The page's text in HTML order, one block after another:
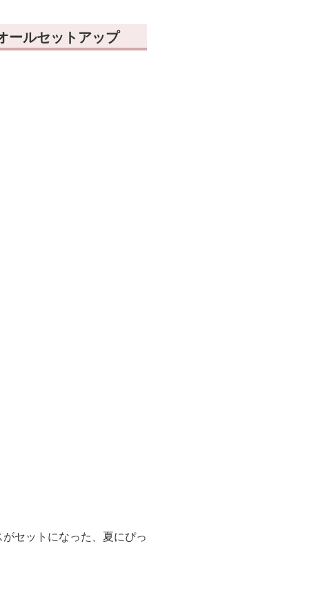
ールセットアップ
セットになった、夏にぴっ